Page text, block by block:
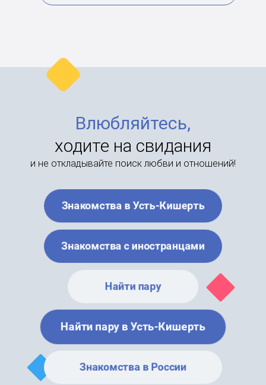
Влюбляйтесь,
ходите на свидания
и не откладывайте поиск любви и отношений!
Знакомства в Усть-Кишерть
Знакомства с иностранцами
Найти пару
Найти пару в Усть-Кишерть
Знакомства в России